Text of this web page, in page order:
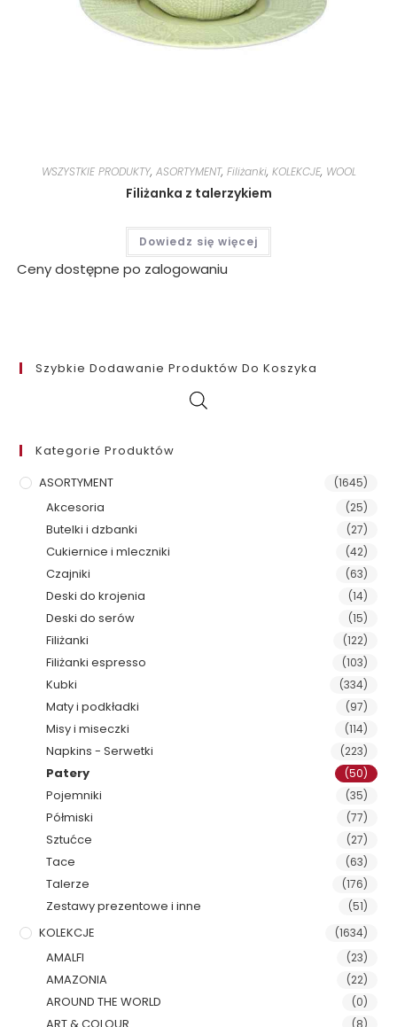
WSZYSTKIE PRODUKTY, ASORTYMENT, Filiżanki, KOLEKCJE, WOOL
Filiżanka z talerzykiem
Dowiedz się więcej
Ceny dostępne po zalogowaniu
Szybkie Dodawanie Produktów Do Koszyka
Kategorie Produktów
ASORTYMENT
(1645)
Akcesoria (25)
Butelki i dzbanki (27)
Cukiernice i mleczniki (42)
Czajniki (63)
Deski do krojenia (14)
Deski do serów (15)
Filiżanki (122)
Filiżanki espresso (103)
Kubki (334)
Maty i podkładki (97)
Misy i miseczki (114)
Napkins - Serwetki (223)
Patery (50)
Pojemniki (35)
Półmiski (77)
Sztućce (27)
Tace (63)
Talerze (176)
Zestawy prezentowe i inne (51)
KOLEKCJE (1634)
AMALFI (23)
AMAZONIA (22)
AROUND THE WORLD (0)
ART & COLOUR (8)